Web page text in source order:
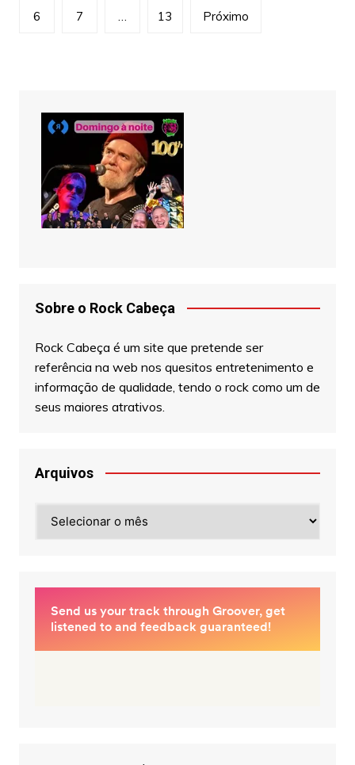
posts
6 7 13 Próximo
Sobre o Rock Cabeça
Rock Cabeça é um site que pretende ser
referência na web nos quesitos entretenimento e
informação de qualidade, tendo o rock como um de
seus maiores atrativos.
Arquivos